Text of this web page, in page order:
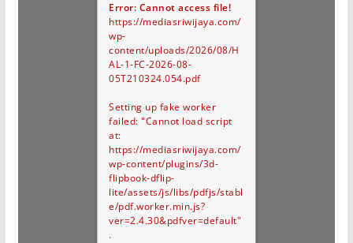
Error: Cannot access file!
https://mediasriwijaya.com/
wp-
content/uploads/2026/08/H
AL-1-FC-2026-08-
05T210324.054.pdf
Setting up fake worker
failed: "Cannot load script
at:
https://mediasriwijaya.com/
wp-content/plugins/3d-
flipbook-dflip-
lite/assets/js/libs/pdfjs/stabl
e/pdf.worker.min.js?
ver=2.4.30&pdfver=default"
.